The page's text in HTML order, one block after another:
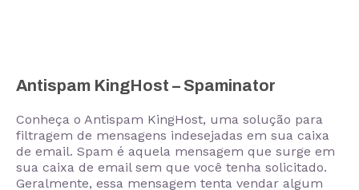
Antispam KingHost – Spaminator
Conheça o Antispam KingHost, uma solução para
filtragem de mensagens indesejadas em sua caixa
de email. Spam é aquela mensagem que surge em
sua caixa de email sem que você tenha solicitado.
Geralmente, essa mensagem tenta vendar algum